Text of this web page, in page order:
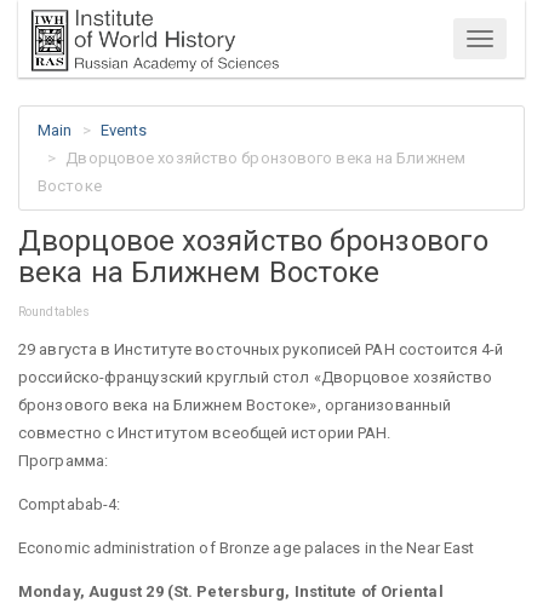
Menu
Main
Events
Дворцовое хозяйство бронзового века на Ближнем
Востоке
Дворцовое хозяйство бронзового
века на Ближнем Востоке
Roundtables
29 августа в Институте восточных рукописей РАН состоится 4-й
российско-французский круглый стол «Дворцовое хозяйство
бронзового века на Ближнем Востоке», организованный
совместно с Институтом всеобщей истории РАН.
Программа:
Comptabab-4:
Economic administration of Bronze age palaces in the Near East
Monday, August 29 (St. Petersburg, Institute of Oriental